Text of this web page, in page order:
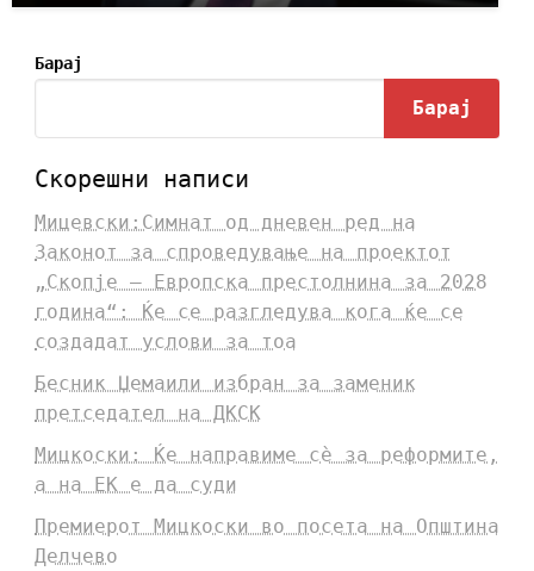
Барај
Барај
Скорешни написи
Мицевски:Симнат од дневен ред на
Законот за спроведување на проектот
„Скопје – Европска престолнина за 2028
година“: Ќе се разгледува кога ќе се
создадат услови за тоа
Бесник Џемаили избран за заменик
претседател на ДКСК
Мицкоски: Ќе направиме сè за реформите,
а на ЕК е да суди
Премиерот Мицкоски во посета на Општина
Делчево